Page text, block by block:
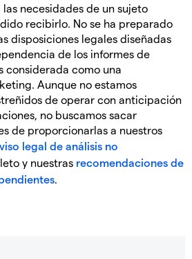
necesidades de un sujeto
recibirlo. No se ha preparado
disposiciones legales diseñadas
de los informes de
considerada como una
Aunque no estamos
de operar con anticipación
no buscamos sacar
de proporcionarlas a nuestros
legal de análisis no
y nuestras recomendaciones de